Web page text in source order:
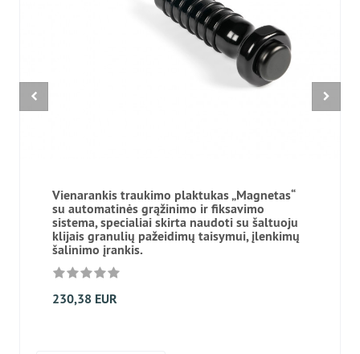
Vienarankis traukimo plaktukas „Magnetas“
su automatinės grąžinimo ir fiksavimo
sistema, specialiai skirta naudoti su šaltuoju
klijais granulių pažeidimų taisymui, įlenkimų
šalinimo įrankis.
230,38 EUR